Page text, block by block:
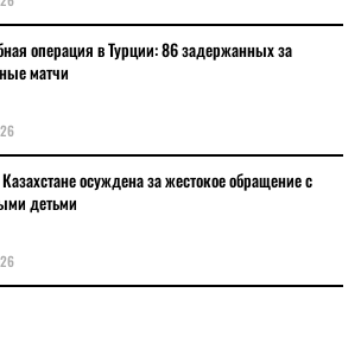
операция в Турции: 86 задержанных за
матчи
осуждена за жестокое обращение с
детьми